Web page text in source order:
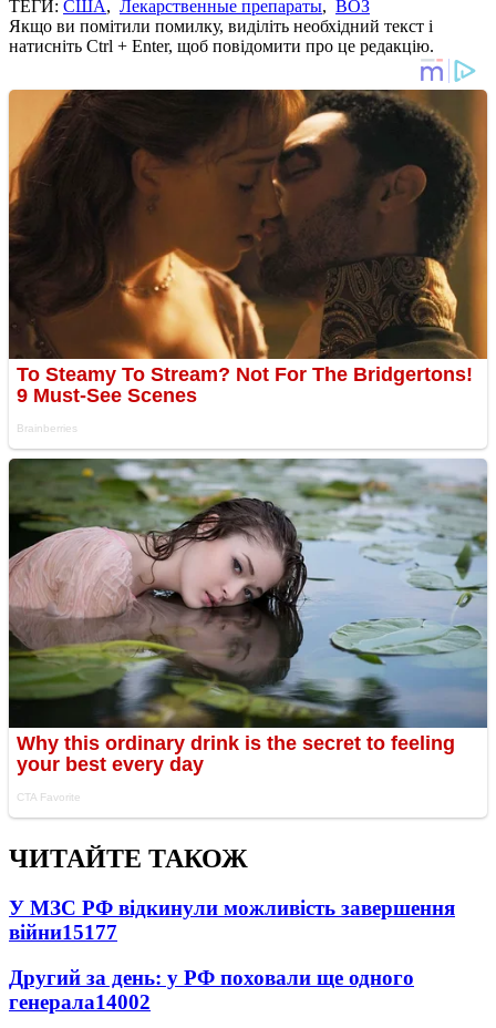
ТЕГИ: США, Лекарственные препараты, ВОЗ
Якщо ви помітили помилку, виділіть необхідний текст і
натисніть Ctrl + Enter, щоб повідомити про це редакцію.
ЧИТАЙТЕ ТАКОЖ
У МЗС РФ відкинули можливість завершення
війни15177
Другий за день: у РФ поховали ще одного
генерала14002